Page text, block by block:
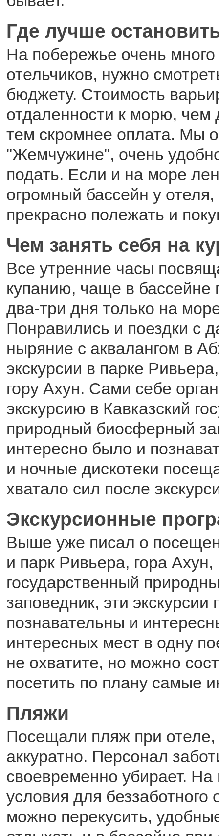
Где лучше
На побережье очень много
отельчиков, нужно
бюджету. Стоимость
отдаленности к морю,
тем скромнее оплата. Мы
"Жемчужине", очень
подать. Если и на море
огромный бассейн у
прекрасно полежать и
Чем занять себя на
Все утренние часы
купанию, чаще в бассейне
два-три дня только на
Понравились и поездки с
ныряние с аквалангом в
экскурсии в парке
гору Ахун. Сами себе
экскурсию в Кавказский
природный биосферный
интересно было и
и ночные дискотеки
хватало сил после
Экскурсионные
Выше уже писал о
и парк Ривьера, гора Ахун,
государственный
заповедник, эти экскурсии
познавательны и
интересных мест в одну
не охватите, но можно
посетить по плану самые
Пляжи
Посещали пляж при отеле,
аккуратно. Персонал
своевременно убирает. На
условия для беззаботного
можно перекусить,